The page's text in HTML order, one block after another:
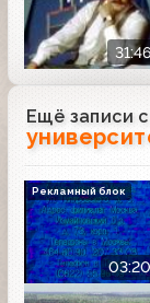
31:46
Ещё записи
03:20
Рекламный блок